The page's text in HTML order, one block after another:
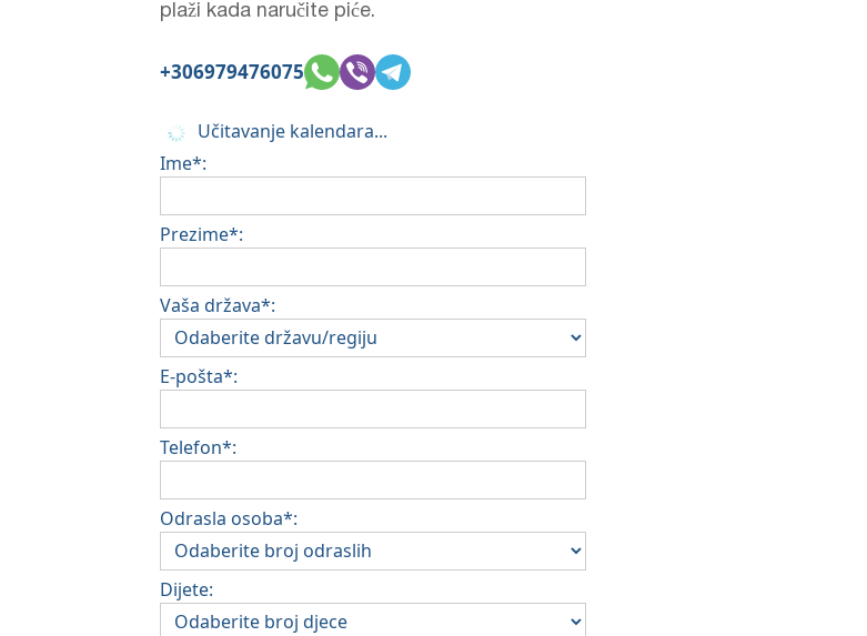
plaži kada naručite piće.
+306979476075
Učitavanje kalendara...
Ime*:
Prezime*:
Vaša država*:
E-pošta*:
Telefon*:
Odrasla osoba*:
Dijete: